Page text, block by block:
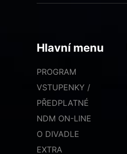
Hlavní menu
PROGRAM
VSTUPENKY /
PŘEDPLATNÉ
NDM ON-LINE
O DIVADLE
EXTRA